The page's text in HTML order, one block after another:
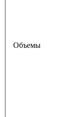
Объемы